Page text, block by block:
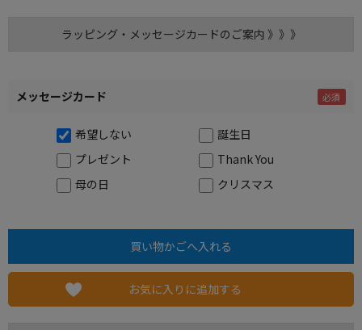
ラッピング・メッセージカードのご案内 》》》
メッセージカード
希望しない
誕生日
プレゼント
Thank You
母の日
クリスマス
お気に入りに追加する